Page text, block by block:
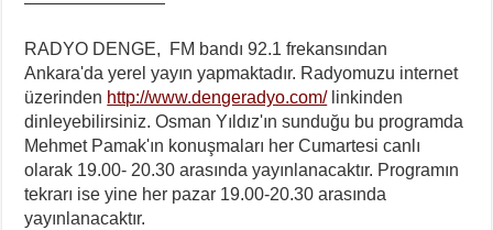
RADYO DENGE, FM bandı 92.1 frekansından
Ankara'da yerel yayın yapmaktadır. Radyomuzu internet
üzerinden http://www.dengeradyo.com/linkinden
dinleyebilirsiniz. Osman Yıldız'ın sunduğu bu programda
Mehmet Pamak'ın konuşmaları her Cumartesi canlı
olarak 19.00- 20.30 arasında yayınlanacaktır. Programın
tekrarı ise yine her pazar 19.00-20.30 arasında
yayınlanacaktır.